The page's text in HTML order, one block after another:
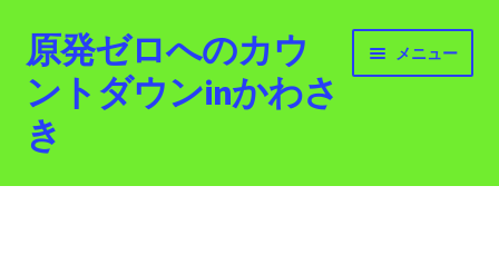
ナ
ビ
ゲ
ー
シ
コ
ン
テ
ン
ツ
原発ゼロへのカウ
ントダウンinかわさ
き
メニュー
ホーム